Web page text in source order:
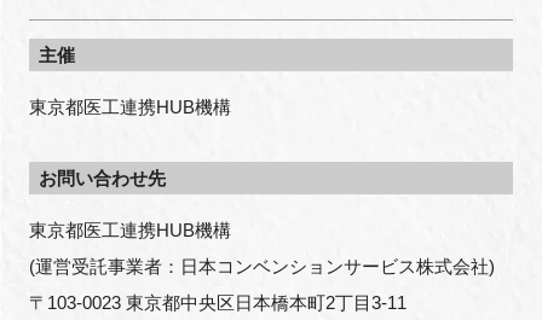
主催
東京都医工連携HUB機構
お問い合わせ先
東京都医工連携HUB機構
(運営受託事業者：日本コンベンションサービス株式会社)
〒103-0023 東京都中央区日本橋本町2丁目3-11